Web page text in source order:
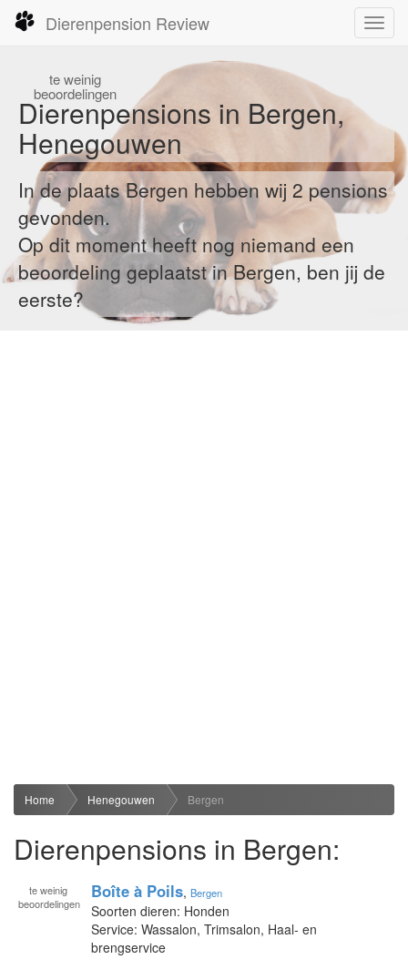
Dierenpension Review
teweinig
beoordelingen
Dierenpensions in Bergen,
Henegouwen
In de plaats Bergen hebben wij 2 pensions
gevonden.
Op dit moment heeft nog niemand een
beoordeling geplaatst in Bergen, ben jij de
eerste?
Home Henegouwen Bergen
Dierenpensions in Bergen:
te weinig
beoordelingen
Boîte à Poils, Bergen
Soorten dieren: Honden
Service: Wassalon, Trimsalon, Haal- en
brengservice